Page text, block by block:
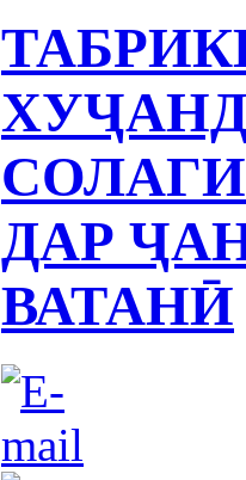
ДАР
ВАТАНӢ